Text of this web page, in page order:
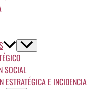
SOCIAL
ESTRATÉGICA E INCIDENCIA